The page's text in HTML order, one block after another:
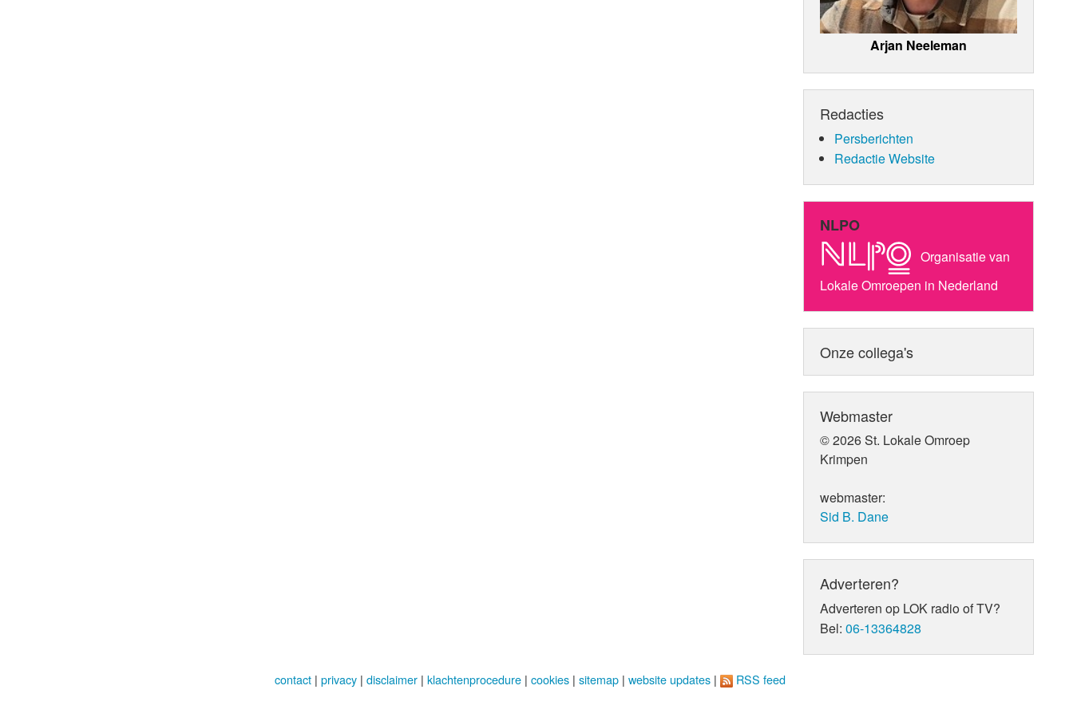
Arjan Neeleman
Redacties
Persberichten
Redactie Website
NLPO
Organisatie van
Lokale Omroepen in Nederland
Onze collega's
Webmaster
© 2026 St. Lokale Omroep
Krimpen
webmaster:
Sid B. Dane
Adverteren?
Adverteren op LOK radio of TV?
Bel:06-13364828
contact |privacy |disclaimer |klachtenprocedure |cookies |sitemap |website updates | RSS feed